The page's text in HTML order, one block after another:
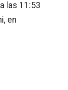
las 11:53
en